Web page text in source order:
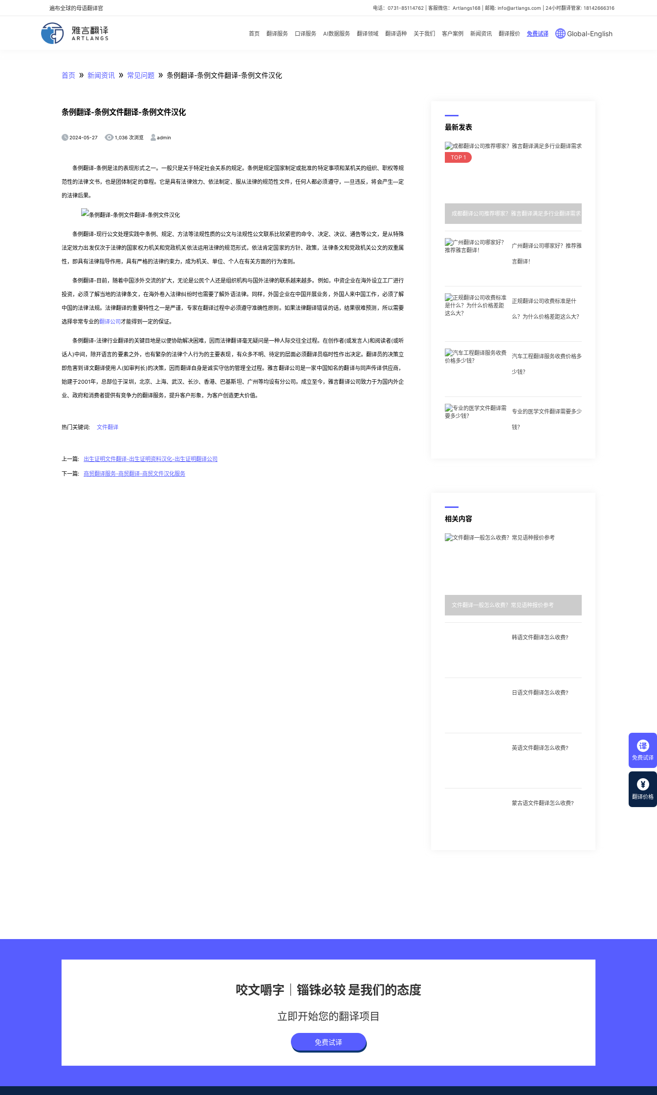
免费试译
翻译价格
遍布全球的母语翻译官 电话：0731-85114762 | 客服微信：Artlangs168 | 邮箱: info@artlangs.com | 24小时翻译管家: 18142666316
首页 翻译服务 口译服务 AI数据服务 翻译领域 翻译语种 关于我们 客户案例 新闻资讯 翻译报价 免费试译 Global-English
首页 » 新闻资讯 » 常见问题 » 条例翻译-条例文件翻译-条例文件汉化
条例翻译-条例文件翻译-条例文件汉化
2024-05-27 1,036 次浏览 admin
条例翻译-条例是法的表现形式之一。一般只是关于特定社会关系的规定。条例是规定国家制定或批准的特定事项和某机关的组织、职权等规
范性的法律文书，也是团体制定的章程。它是具有法律效力、依法制定、服从法律的规范性文件，任何人都必须遵守，—旦违反，将会产生—定
的法律后果。
条例翻译-现行公文处理实践中条例、规定、方法等法规性质的公文与法规性公文联系比较紧密的命令、决定、决议、通告等公文，是从特殊
法定效力出发仅次于法律的国家权力机关和党政机关依法运用法律的规范形式，依法肯定国家的方针、政策，法律条文和党政机关公文的双重属
性，即具有法律指导作用，具有严格的法律约束力，成为机关、单位、个人在有关方面的行为准则。
条例翻译-目前，随着中国涉外交流的扩大，无论是公民个人还是组织机构与国外法律的联系越来越多。例如，中资企业在海外设立工厂进行
投资，必须了解当地的法律条文，在海外卷入法律纠纷时也需要了解外语法律。同样，外国企业在中国开展业务，外国人来中国工作，必须了解
中国的法律法规。法律翻译的重要特性之一是严谨，专家在翻译过程中必须遵守准确性原则。如果法律翻译错误的话，结果很难预测，所以需要
选择非常专业的翻译公司才能得到一定的保证。
条例翻译-法律行业翻译的关键目地是以便协助解决困难，因而法律翻译毫无疑问是一种人际交往全过程。在创作者(或发言人)和阅读者(或听
话人)中间，除开语言的要素之外，也有繁杂的法律个人行为的主要表现，有众多不明、待定的层面必须翻译员临时性作出决定。翻译员的决策立
即危害到译文翻译使用人(如审判长)的决策，因而翻译自身是诚实守信的管理全过程。雅言翻译公司是一家中国知名的翻译与同声传译供应商，
始建于2001年，总部位于深圳，北京、上海、武汉、长沙、香港、巴基斯坦、广州等均设有分公司。成立至今，雅言翻译公司致力于为国内外企
业、政府和消费者提供有竞争力的翻译服务，提升客户形象，为客户创造更大价值。
热门关键词: 文件翻译
上一篇: 出生证明文件翻译-出生证明资料汉化-出生证明翻译公司
下一篇: 商贸翻译服务-商贸翻译-商贸文件汉化服务
最新发表
TOP 1
成都翻译公司推荐哪家？雅言翻译满足多行业翻译需求
广州翻译公司哪家好？推荐雅
言翻译！
正规翻译公司收费标准是什
么？为什么价格差距这么大？
汽车工程翻译服务收费价格多
少钱？
专业的医学文件翻译需要多少
钱？
相关内容
文件翻译一般怎么收费？常见语种报价参考
韩语文件翻译怎么收费?
日语文件翻译怎么收费?
英语文件翻译怎么收费?
蒙古语文件翻译怎么收费?
咬文嚼字｜锱铢必较 是我们的态度
立即开始您的翻译项目
免费试译